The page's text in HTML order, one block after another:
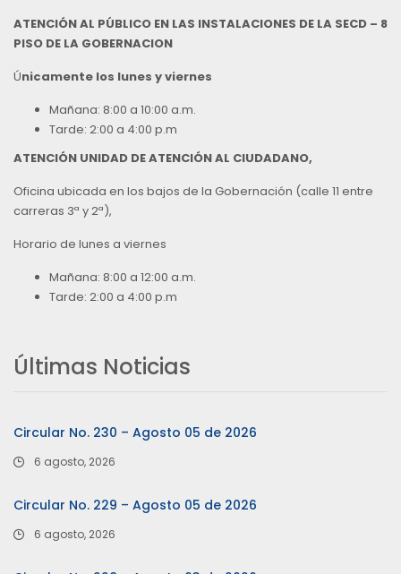
ATENCIÓN AL PÚBLICO EN LAS INSTALACIONES DE LA SECD – 8
PISO DE LA GOBERNACION
Únicamente los lunes y viernes
Mañana: 8:00 a 10:00 a.m.
Tarde: 2:00 a 4:00 p.m
ATENCIÓN UNIDAD DE ATENCIÓN AL CIUDADANO,
Oficina ubicada en los bajos de la Gobernación (calle 11 entre
carreras 3ª y 2ª),
Horario de lunes a viernes
Mañana: 8:00 a 12:00 a.m.
Tarde: 2:00 a 4:00 p.m
Últimas Noticias
Circular No. 230 – Agosto 05 de 2026
6 agosto, 2026
Circular No. 229 – Agosto 05 de 2026
6 agosto, 2026